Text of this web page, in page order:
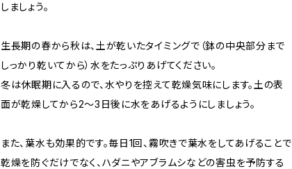
しましょう。
生長期の春から秋は、土が乾いたタイミングで（鉢の中央部分まで
しっかり乾いてから）水をたっぷりあげてください。
冬は休眠期に入るので、水やりを控えて乾燥気味にします。土の表
面が乾燥してから2～3日後に水をあげるようにしましょう。
また、葉水も効果的です。毎日1回、霧吹きで葉水をしてあげることで
乾燥を防ぐだけでなく、ハダニやアブラムシなどの害虫を予防する